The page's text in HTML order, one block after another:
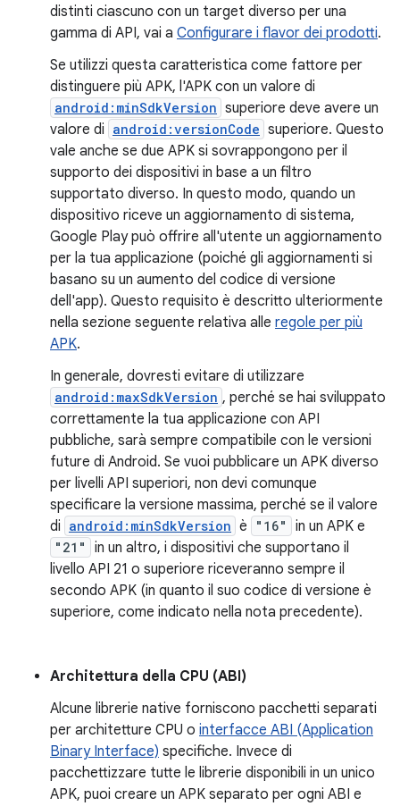
distinti ciascuno con un target diverso per una
gamma di API, vai a Configurare i flavor dei prodotti.
Se utilizzi questa caratteristica come fattore per
distinguere più APK, l'APK con un valore di
android:minSdkVersion superiore deve avere un
valore di android:versionCode superiore. Questo
vale anche se due APK si sovrappongono per il
supporto dei dispositivi in base a un filtro
supportato diverso. In questo modo, quando un
dispositivo riceve un aggiornamento di sistema,
Google Play può offrire all'utente un aggiornamento
per la tua applicazione (poiché gli aggiornamenti si
basano su un aumento del codice di versione
dell'app). Questo requisito è descritto ulteriormente
nella sezione seguente relativa alle regole per più
APK.
In generale, dovresti evitare di utilizzare
android:maxSdkVersion , perché se hai sviluppato
correttamente la tua applicazione con API
pubbliche, sarà sempre compatibile con le versioni
future di Android. Se vuoi pubblicare un APK diverso
per livelli API superiori, non devi comunque
specificare la versione massima, perché se il valore
di android:minSdkVersion è "16" in un APK e
"21"
in un altro, i dispositivi che supportano il
livello API 21 o superiore riceveranno sempre il
secondo APK (in quanto il suo codice di versione è
superiore, come indicato nella nota precedente).
Architettura della CPU (ABI)
Alcune librerie native forniscono pacchetti separati
per architetture CPU o interfacce ABI (Application
Binary Interface) specifiche. Invece di
pacchettizzare tutte le librerie disponibili in un unico
APK, puoi creare un APK separato per ogni ABI e